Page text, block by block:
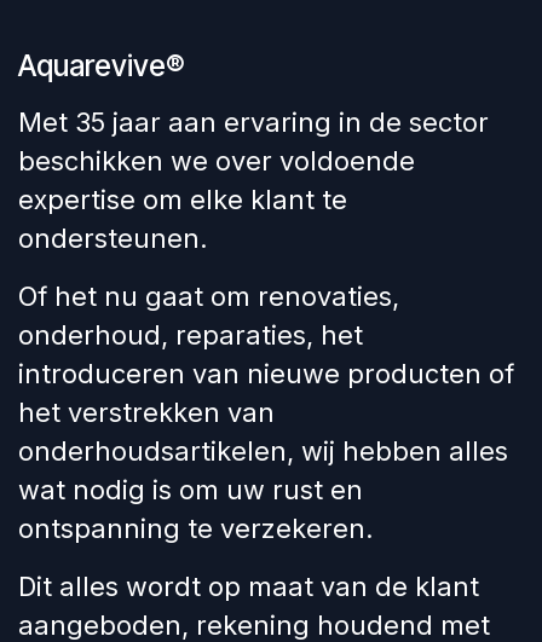
Aquarevive®
Met 35 jaar aan ervaring in de sector
beschikken we over voldoende
expertise om elke klant te
ondersteunen.
Of het nu gaat om renovaties,
onderhoud, reparaties, het
introduceren van nieuwe producten of
het verstrekken van
onderhoudsartikelen, wij hebben alles
wat nodig is om uw rust en
ontspanning te verzekeren.
Dit alles wordt op maat van de klant
aangeboden, rekening houdend met